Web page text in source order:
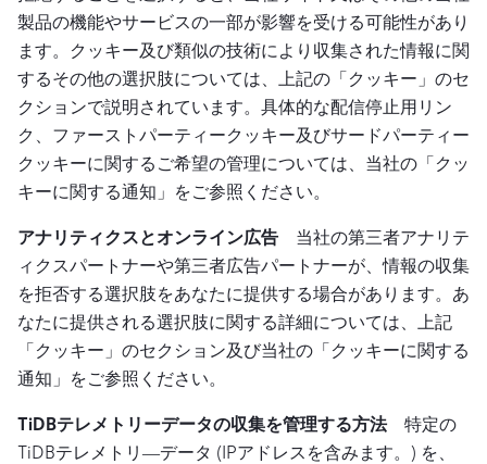
製品の機能やサービスの一部が影響を受ける可能性があり
ます。クッキー及び類似の技術により収集された情報に関
するその他の選択肢については、上記の「クッキー」のセ
クションで説明されています。具体的な配信停止用リン
ク、ファーストパーティークッキー及びサードパーティー
クッキーに関するご希望の管理については、当社の「クッ
キーに関する通知」をご参照ください。
アナリティクスとオンライン広告 当社の第三者アナリテ
ィクスパートナーや第三者広告パートナーが、情報の収集
を拒否する選択肢をあなたに提供する場合があります。あ
なたに提供される選択肢に関する詳細については、上記
「クッキー」のセクション及び当社の「クッキーに関する
通知」をご参照ください。
TiDBテレメトリーデータの収集を管理する方法特定の
TiDBテレメトリ―データ (IPアドレスを含みます。) を、